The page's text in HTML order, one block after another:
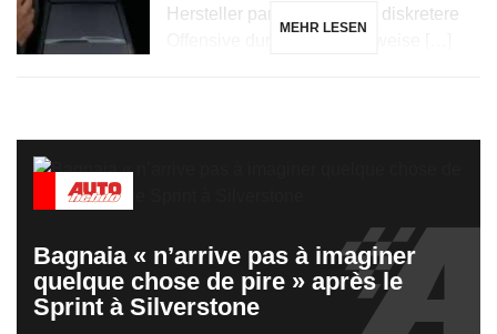
Hersteller parallel eine viel diskretere
MEHR LESEN
Bagnaia « n’arrive pas à imaginer
quelque chose de pire » après le
Sprint à Silverstone